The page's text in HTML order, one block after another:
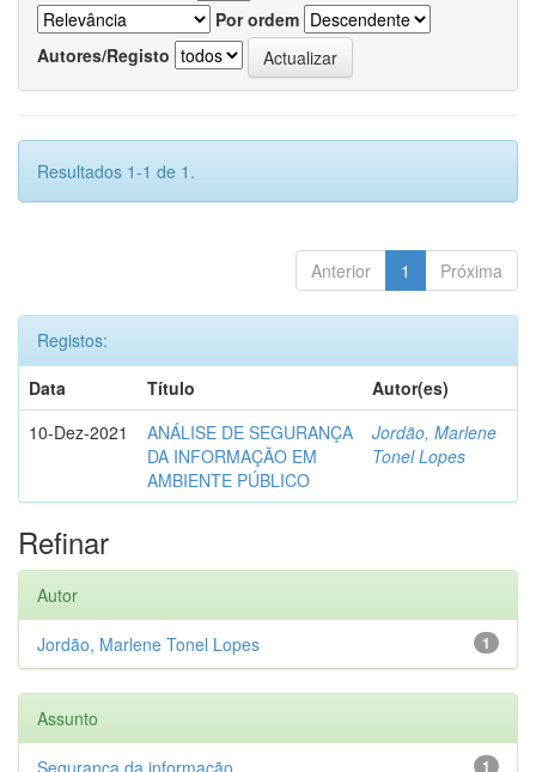
Por ordem
Autores/Registo
Resultados 1-1 de 1.
Anterior 1 Próxima
Registos:
Data
Título
Autor(es)
10-Dez-2021
ANÁLISE DE SEGURANÇA
DA INFORMAÇÃO EM
AMBIENTE PÚBLICO
Jordão, Marlene
Tonel Lopes
Refinar
Autor
1
Jordão, Marlene Tonel Lopes
Assunto
1
Segurança da informação